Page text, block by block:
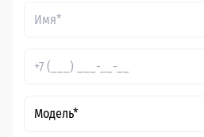
Модель*